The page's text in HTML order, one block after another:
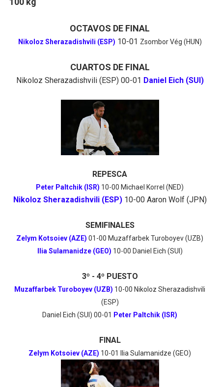
OCTAVOS DE FINAL
Nikoloz Sherazadishvili (ESP) 10-01 Zsombor Vég (HUN)
CUARTOS DE FINAL
Nikoloz Sherazadishvili (ESP) 00-01 Daniel Eich (SUI)
REPESCA
Peter Paltchik (ISR) 10-00 Michael Korrel (NED)
Nikoloz Sherazadishvili (ESP)10-00 Aaron Wolf (JPN)
SEMIFINALES
Zelym Kotsoiev (AZE)01-00 Muzaffarbek Turoboyev (UZB)
Ilia Sulamanidze (GEO) 10-00 Daniel Eich (SUI)
3º - 4º PUESTO
Muzaffarbek Turoboyev (UZB) 10-00 Nikoloz Sherazadishvili
(ESP)
Daniel Eich (SUI) 00-01 Peter Paltchik (ISR)
FINAL
Zelym Kotsoiev (AZE) 10-01 Ilia Sulamanidze (GEO)